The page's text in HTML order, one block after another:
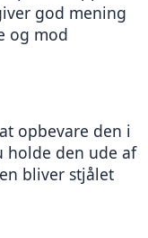
god mening
og mod
opbevare den i
holde den ude af
bliver stjålet